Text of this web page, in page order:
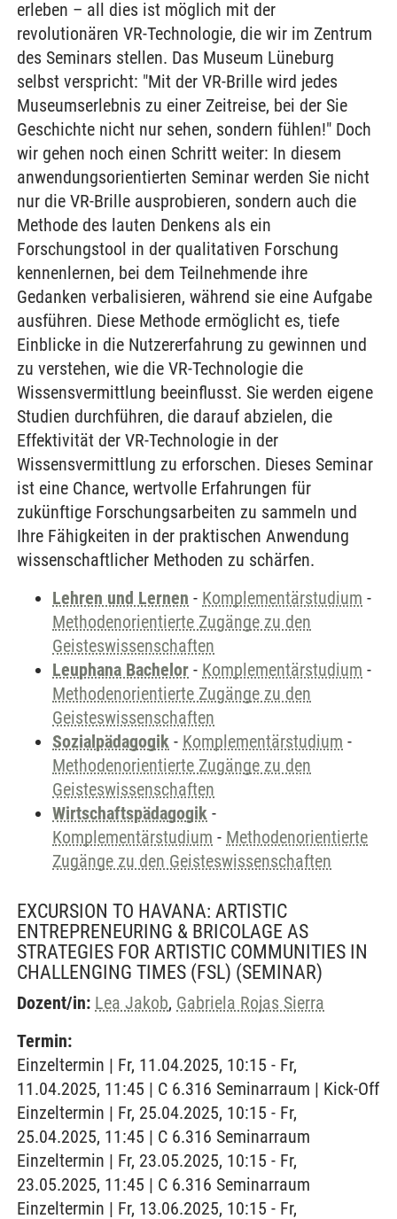
erleben – all dies ist möglich mit der
revolutionären VR-Technologie, die wir im Zentrum
des Seminars stellen. Das Museum Lüneburg
selbst verspricht: "Mit der VR-Brille wird jedes
Museumserlebnis zu einer Zeitreise, bei der Sie
Geschichte nicht nur sehen, sondern fühlen!" Doch
wir gehen noch einen Schritt weiter: In diesem
anwendungsorientierten Seminar werden Sie nicht
nur die VR-Brille ausprobieren, sondern auch die
Methode des lauten Denkens als ein
Forschungstool in der qualitativen Forschung
kennenlernen, bei dem Teilnehmende ihre
Gedanken verbalisieren, während sie eine Aufgabe
ausführen. Diese Methode ermöglicht es, tiefe
Einblicke in die Nutzererfahrung zu gewinnen und
zu verstehen, wie die VR-Technologie die
Wissensvermittlung beeinflusst. Sie werden eigene
Studien durchführen, die darauf abzielen, die
Effektivität der VR-Technologie in der
Wissensvermittlung zu erforschen. Dieses Seminar
ist eine Chance, wertvolle Erfahrungen für
zukünftige Forschungsarbeiten zu sammeln und
Ihre Fähigkeiten in der praktischen Anwendung
wissenschaftlicher Methoden zu schärfen.
Lehren und Lernen - Komplementärstudium -
Methodenorientierte Zugänge zu den
Geisteswissenschaften
Leuphana Bachelor - Komplementärstudium -
Methodenorientierte Zugänge zu den
Geisteswissenschaften
Sozialpädagogik - Komplementärstudium -
Methodenorientierte Zugänge zu den
Geisteswissenschaften
Wirtschaftspädagogik -
Komplementärstudium - Methodenorientierte
Zugänge zu den Geisteswissenschaften
EXCURSION TO HAVANA: ARTISTIC
ENTREPRENEURING & BRICOLAGE AS
STRATEGIES FOR ARTISTIC COMMUNITIES IN
CHALLENGING TIMES (FSL) (SEMINAR)
Dozent/in: Lea Jakob, Gabriela Rojas Sierra
Termin:
Einzeltermin | Fr, 11.04.2025, 10:15 - Fr,
11.04.2025, 11:45 | C 6.316 Seminarraum | Kick-Off
Einzeltermin | Fr, 25.04.2025, 10:15 - Fr,
25.04.2025, 11:45 | C 6.316 Seminarraum
Einzeltermin | Fr, 23.05.2025, 10:15 - Fr,
23.05.2025, 11:45 | C 6.316 Seminarraum
Einzeltermin | Fr, 13.06.2025, 10:15 - Fr,